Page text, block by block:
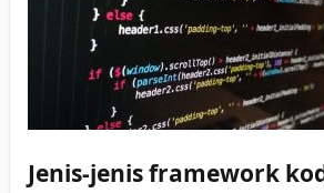
Jenis-jenis framework